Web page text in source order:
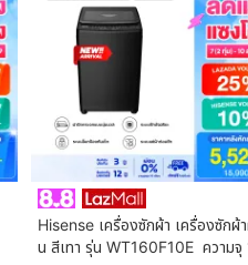
Hisense เครื่องซักผ้า เครื่องซักผ้
น สีเทา รุ่น WT160F10E  ความจุ